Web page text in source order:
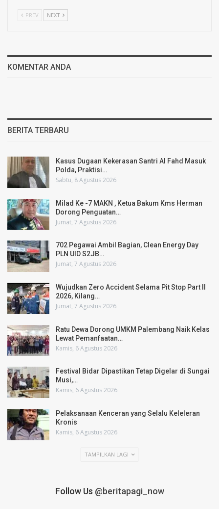
PREV NEXT
KOMENTAR ANDA
BERITA TERBARU
Kasus Dugaan Kekerasan Santri Al Fahd Masuk
Polda, Praktisi…
Sabtu, 8 Agustus 2026
Milad Ke -7 MAKN , Ketua Bakum Kms Herman
Dorong Penguatan…
Jumat, 7 Agustus 2026
702 Pegawai Ambil Bagian, Clean Energy Day
PLN UID S2JB…
Jumat, 7 Agustus 2026
Wujudkan Zero Accident Selama Pit Stop Part II
2026, Kilang…
Jumat, 7 Agustus 2026
Ratu Dewa Dorong UMKM Palembang Naik Kelas
Lewat Pemanfaatan…
Kamis, 6 Agustus 2026
Festival Bidar Dipastikan Tetap Digelar di Sungai
Musi,…
Kamis, 6 Agustus 2026
Pelaksanaan Kenceran yang Selalu Keleleran
Kronis
Kamis, 6 Agustus 2026
TAMPILKAN LAGI
Follow Us @beritapagi_now